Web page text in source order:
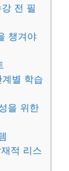
전 필
챙겨야
별 학습
을 위한
적 리스